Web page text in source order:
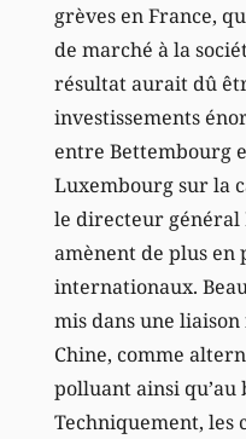
grèves en France,
de marché à la
résultat aurait dû
investissements
entre Bettembourg
Luxembourg sur la
le directeur général
amènent de plus en
internationaux.
mis dans une
Chine, comme
polluant ainsi qu’au
Techniquement, les